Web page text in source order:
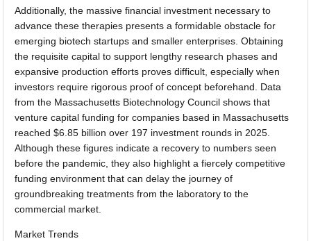
Additionally, the massive financial investment necessary to
advance these therapies presents a formidable obstacle for
emerging biotech startups and smaller enterprises. Obtaining
the requisite capital to support lengthy research phases and
expansive production efforts proves difficult, especially when
investors require rigorous proof of concept beforehand. Data
from the Massachusetts Biotechnology Council shows that
venture capital funding for companies based in Massachusetts
reached $6.85 billion over 197 investment rounds in 2025.
Although these figures indicate a recovery to numbers seen
before the pandemic, they also highlight a fiercely competitive
funding environment that can delay the journey of
groundbreaking treatments from the laboratory to the
commercial market.
Market Trends